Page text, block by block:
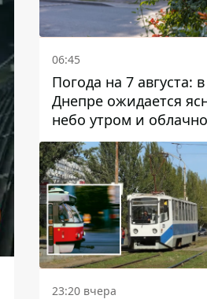
06:45
Погода на 7 августа: в
Днепре ожидается
небо утром и
после обеда
23:20 вчера